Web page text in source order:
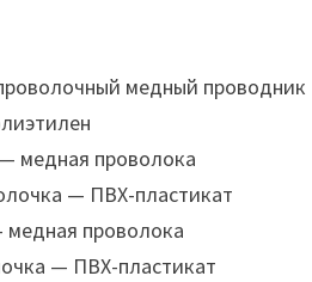
медный проводник
медная проволока
— ПВХ-пластикат
проволока
— ПВХ-пластикат